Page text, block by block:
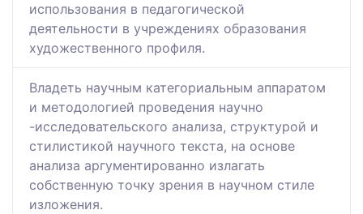
использования в педагогической
деятельности в учреждениях образования
художественного профиля.
Владеть научным категориальным аппаратом
и методологией проведения научно
-исследовательского анализа, структурой и
стилистикой научного текста, на основе
анализа аргументированно излагать
собственную точку зрения в научном стиле
изложения.